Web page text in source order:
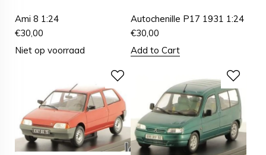
Ami 8 1:24
€30,00
Niet op voorraad
Autochenille P17 1931 1:24
€30,00
Add to Cart